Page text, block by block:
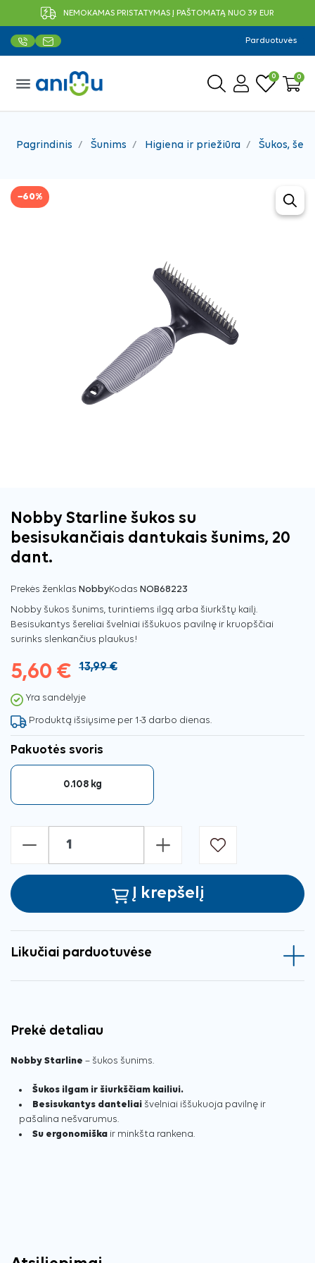
NEMOKAMAS PRISTATYMAS Į PAŠTOMATĄ NUO 39 EUR
Parduotuvės
menu 0 0
Pagrindinis Šunims Higiena ir priežiūra Šukos,
−60%
Nobby Starline šukos su
besisukančiais dantukais šunims, 20
dant.
Prekės ženklas NobbyKodas NOB68223
Nobby šukos šunims, turintiems ilgą arba šiurkštų kailį.
Besisukantys šereliai švelniai iššukuos pavilnę ir kruopščiai
surinks slenkančius plaukus!
5,60 € 13,99 €
Yra sandėlyje
Produktą išsiųsime per 1-3 darbo dienas.
Pakuotės svoris
0.108 kg
- +
Į krepšelį
Likučiai parduotuvėse
Prekė detaliau
Nobby Starline – šukos šunims.
Šukos ilgam ir šiurkščiam kailiui.
Besisukantys danteliai švelniai iššukuoja pavilnę ir
pašalina nešvarumus.
Su ergonomiška ir minkšta rankena.